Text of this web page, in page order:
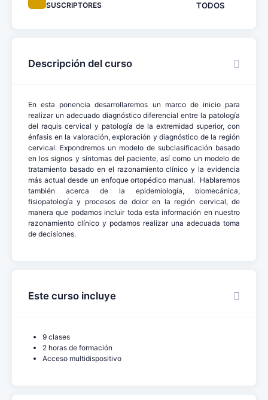
SUSCRIPTORES
TODOS
Descripción del curso
En esta ponencia desarrollaremos un marco de inicio para
realizar un adecuado diagnóstico diferencial entre la patología
del raquis cervical y patología de la extremidad superior, con
énfasis en la valoración, exploración y diagnóstico de la región
cervical. Expondremos un modelo de subclasificación basado
en los signos y síntomas del paciente, así como un modelo de
tratamiento basado en el razonamiento clínico y la evidencia
más actual desde un enfoque ortopédico manual. Hablaremos
también acerca de la epidemiología, biomecánica,
fisiopatología y procesos de dolor en la región cervical, de
manera que podamos incluir toda esta información en nuestro
razonamiento clínico y podamos realizar una adecuada toma
de decisiones.
Este curso incluye
9 clases
2 horas de formación
Acceso multidispositivo